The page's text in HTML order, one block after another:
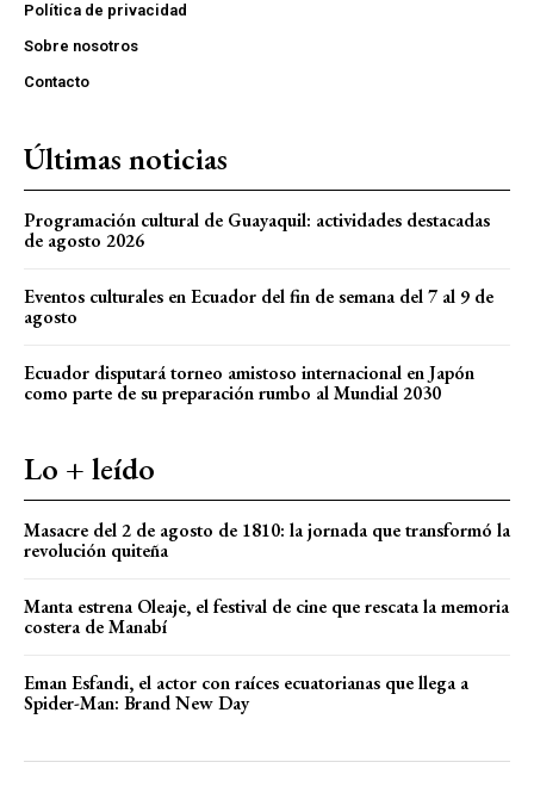
Política de privacidad
Sobre nosotros
Contacto
Últimas noticias
Programación cultural de Guayaquil: actividades destacadas
de agosto 2026
Eventos culturales en Ecuador del fin de semana del 7 al 9 de
agosto
Ecuador disputará torneo amistoso internacional en Japón
como parte de su preparación rumbo al Mundial 2030
Lo + leído
Masacre del 2 de agosto de 1810: la jornada que transformó la
revolución quiteña
Manta estrena Oleaje, el festival de cine que rescata la memoria
costera de Manabí
Eman Esfandi, el actor con raíces ecuatorianas que llega a
Spider-Man: Brand New Day